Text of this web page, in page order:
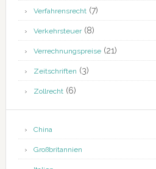
Verfahrensrecht(7)
Verkehrsteuer(8)
Verrechnungspreise(21)
Zeitschriften (3)
Zollrecht(6)
China
Großbritannien